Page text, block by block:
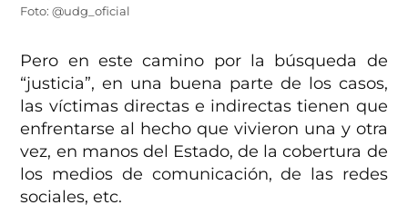
Foto: @udg_oficial
Pero en este camino por la búsqueda de
“justicia”, en una buena parte de los casos,
las víctimas directas e indirectas tienen que
enfrentarse al hecho que vivieron una y otra
vez, en manos del Estado, de la cobertura de
los medios de comunicación, de las redes
sociales, etc.